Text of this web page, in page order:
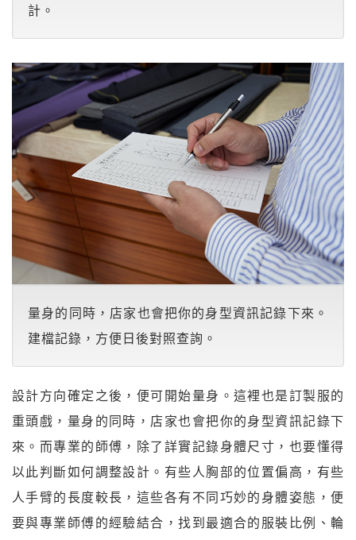
計。
量身的同時，店家也會把你的身型資訊記錄下來。
建檔記錄，方便日後對照查詢。
設計方向確定之後，便可開始量身。這裡也是訂製服的
重頭戲，量身的同時，店家也會把你的身型資訊記錄下
來。而專業的師傅，除了詳實記錄身體尺寸，也要懂得
以此判斷如何調整設計。有些人胸部的位置偏高，有些
人手臂的長度較長，這些各有不同巧妙的身體姿態，便
要與專業師傅的經驗結合，找到最適合的服裝比例、輪